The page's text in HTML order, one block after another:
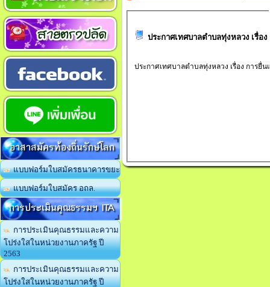
อาสาสมัครท้องถิ่นรักษ์โลก
แบบฟอร์มใบสมัครธนาคารขยะ
แบบฟอร์มใบสมัคร อถล.
การประเมินคุณธรรมฯ ITA
การประเมินคุณธรรมและความ
โปร่งใสในหน่วยงานภาครัฐ ปี
2563
การประเมินคุณธรรมและความ
โปร่งใสในหน่วยงานภาครัฐ ปี
ประกาศเทศบาลตำบลทุ่งหลวง เรื่อ
ประกาศเทศบาลตำบลทุ่งหลวง เรื่อง การยื่